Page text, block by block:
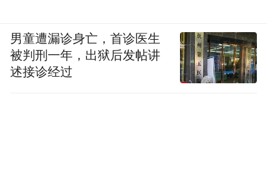
男童遭漏诊身亡，首诊医生
被判刑一年，出狱后发帖讲
述接诊经过